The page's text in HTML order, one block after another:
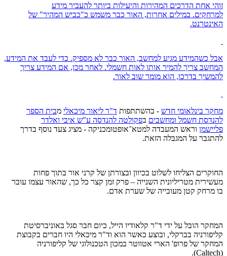
זוהי אחת הדרכים המהירות והיעילות ביותר להעביר מידע
למרחקים. במילים אחרות, האור כבר משמש כ"כביש המהיר" של
האינטרנט.
אבל כשהמידע מגיע למחשב, האור כבר לא מספיק. כדי לעבד את המידע,
המחשב צריך להמיר אותו לאות חשמלי. לאחר מכן, אם המידע צריך
להמשיך בדרכו, הוא מומר שוב לאור.
מחקר בינלאומי חדש - בהשתתפות ד"ר ליאור מיכאלי מבית הספר
להנדסת חשמל ומחשבים בפקולטה להנדסה ע"ש איבי ואלדר
פליישמן וראש המעבדה למטא־אופטומכניקה - מציג צעד נוסף בדרך
להתגבר על המגבלה הזאת.
החוקרים הצליחו לשלוט בכיוון ובצורתן של קרני אור בתוך פחות
מעשירית מטריליונית השנייה – פרק זמן קצר כל כך, שהאור עצמו עובר
בו מרחק קטן מעובייה של שערת אדם.
המחקר הובל על ידי ד"ר קלאודיו הייל, כיום חבר סגל באוניברסיטת
קליפורניה בברקלי, ובוצע כאשר הוא וד"ר מיכאלי היו חברים בקבוצת
המחקר של פרופ' הארי אטווטר במכון הטכנולוגי של קליפורניה
(Caltech).